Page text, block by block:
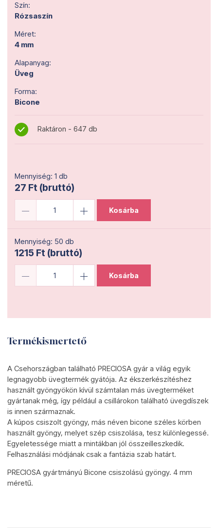
Szín:
Rózsaszín
Méret:
4 mm
Alapanyag:
Üveg
Forma:
Bicone
Raktáron - 647 db
Mennyiség: 1 db
27 Ft (bruttó)
Kosárba
Mennyiség: 50 db
1215 Ft (bruttó)
Kosárba
Termékismertető
A Csehországban található PRECIOSA gyár a világ egyik
legnagyobb üvegtermék gyátója. Az ékszerkészítéshez
használt gyöngyökön kívül számtalan más üvegterméket
gyártanak még, így például a csillárokon található üvegdíszek
is innen származnak.
A kúpos csiszolt gyöngy, más néven bicone széles körben
használt gyöngy, melyet szép csiszolása, tesz különlegessé.
Egyeletessége miatt a mintákban jól összeilleszkedik.
Felhasználási módjának csak a fantázia szab határt.
PRECIOSA gyártmányú Bicone csiszolású gyöngy. 4 mm
méretű.